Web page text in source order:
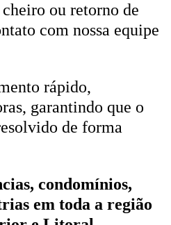
ou retorno de
com nossa equipe
rápido,
garantindo que o
de forma
condomínios,
em toda a região